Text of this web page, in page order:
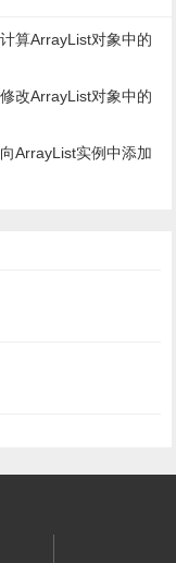
算ArrayList对象中的
改ArrayList对象中的
ArrayList实例中添加